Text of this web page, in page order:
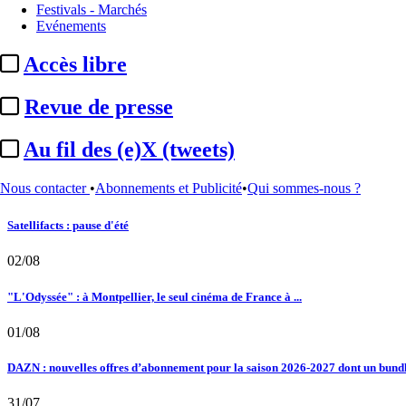
Festivals - Marchés
Evénements
Accès libre
Revue de presse
Au fil des (e)X (tweets)
Nous contacter •Abonnements et Publicité•Qui sommes-nous ?
24/02/2022
Nominations / mouvements
12/07/2021
06/10/2022
Storytel :association avec le studio Louie Media pour une série audio
02/08
Au fil des (e)X (tweets) : Kavinsky, hommage, argentique, 4K, Clooney,
02/08
Satellifacts : pause d'été
02/08
"L'Odyssée" : à Montpellier, le seul cinéma de France à ...
01/08
DAZN : nouvelles offres d’abonnement pour la saison 2026-2027 dont un
31/07